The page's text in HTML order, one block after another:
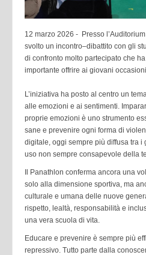
12 marzo 2026 - Presso l’Auditorium
svolto un incontro–dibattito con gli
di confronto molto partecipato che
importante offrire ai giovani
L’iniziativa ha posto al centro un
alle emozioni e ai sentimenti.
proprie emozioni è uno strumento
sane e prevenire ogni forma di
digitale, oggi sempre più diffusa tra i
uso non sempre consapevole della
Il Panathlon conferma ancora una
solo alla dimensione sportiva, ma
culturale e umana delle nuove
rispetto, lealtà, responsabilità e
una vera scuola di vita.
Educare e prevenire è sempre più
repressivo. Tutto parte dalla